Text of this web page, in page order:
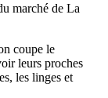
marché de La
coupe le
leurs proches
les linges et